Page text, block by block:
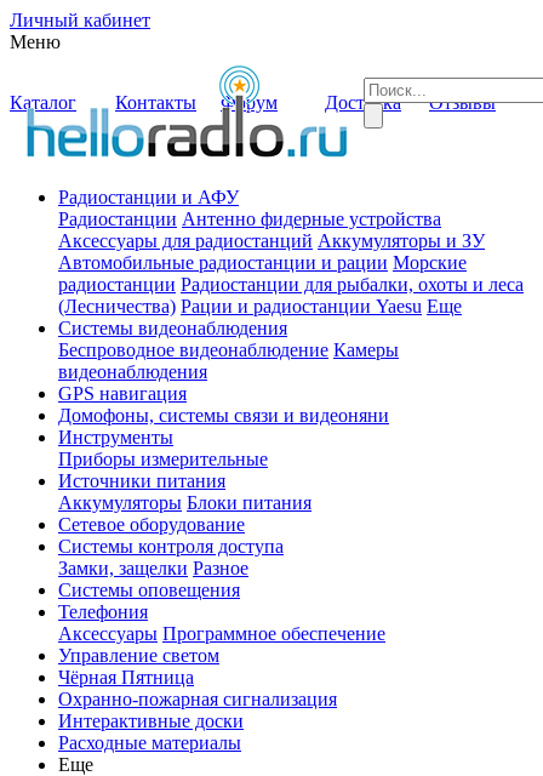
Личный кабинет
Меню
Каталог Контакты Форум Доставка Отзывы
Радиостанции и АФУ
Радиостанции Антенно фидерные устройства
Аксессуары для радиостанций Аккумуляторы и ЗУ
Автомобильные радиостанции и рации Морские
радиостанции Радиостанции для рыбалки, охоты и леса
(Лесничества) Рации и радиостанции Yaesu Еще
Системы видеонаблюдения
Беспроводное видеонаблюдение Камеры
видеонаблюдения
GPS навигация
Домофоны, системы связи и видеоняни
Инструменты
Приборы измерительные
Источники питания
Аккумуляторы Блоки питания
Сетевое оборудование
Системы контроля доступа
Замки, защелки Разное
Системы оповещения
Телефония
Аксессуары Программное обеспечение
Управление светом
Чёрная Пятница
Охранно-пожарная сигнализация
Интерактивные доски
Расходные материалы
Еще